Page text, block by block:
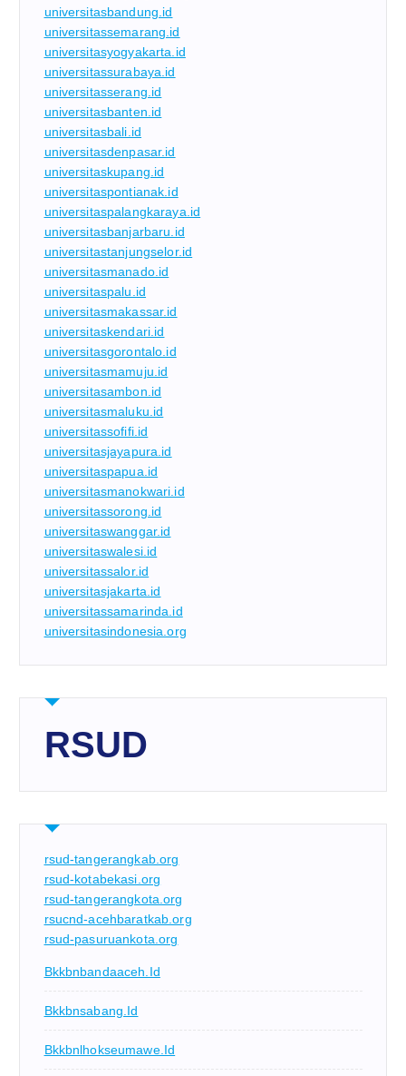
universitasbandung.id
universitassemarang.id
universitasyogyakarta.id
universitassurabaya.id
universitasserang.id
universitasbanten.id
universitasbali.id
universitasdenpasar.id
universitaskupang.id
universitaspontianak.id
universitaspalangkaraya.id
universitasbanjarbaru.id
universitastanjungselor.id
universitasmanado.id
universitaspalu.id
universitasmakassar.id
universitaskendari.id
universitasgorontalo.id
universitasmamuju.id
universitasambon.id
universitasmaluku.id
universitassofifi.id
universitasjayapura.id
universitaspapua.id
universitasmanokwari.id
universitassorong.id
universitaswanggar.id
universitaswalesi.id
universitassalor.id
universitasjakarta.id
universitassamarinda.id
universitasindonesia.org
RSUD
rsud-tangerangkab.org
rsud-kotabekasi.org
rsud-tangerangkota.org
rsucnd-acehbaratkab.org
rsud-pasuruankota.org
Bkkbnbandaaceh.id
Bkkbnsabang.id
Bkkbnlhokseumawe.id